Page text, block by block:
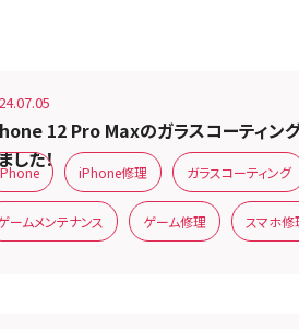
12 Pro Maxのガラスコーティン
した！
iPhone修理 ガラスコーティング
ームメンテナンス ゲーム修理 スマホ修